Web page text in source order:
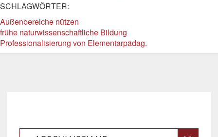
SCHLAGWÖRTER:
Außenbereiche nützen
frühe naturwissenschaftliche Bildung
Professionalisierung von Elementarpädag.